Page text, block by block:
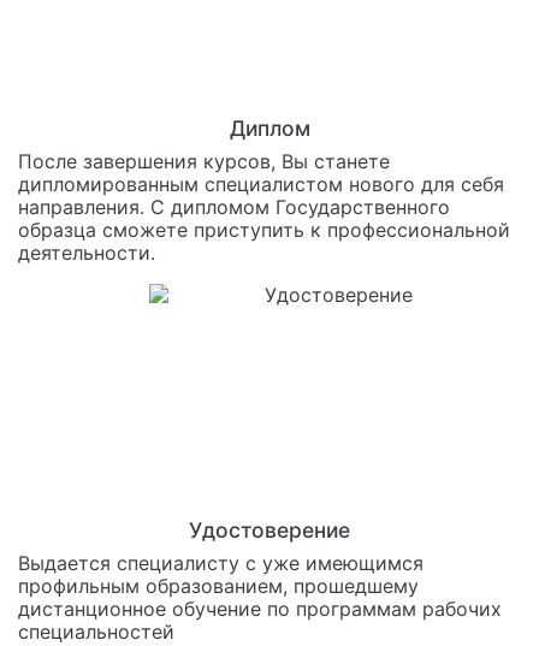
Диплом
После завершения курсов, Вы станете
дипломированным специалистом нового для себя
направления. С дипломом Государственного
образца сможете приступить к профессиональной
деятельности.
Удостоверение
Выдается специалисту с уже имеющимся
профильным образованием, прошедшему
дистанционное обучение по программам рабочих
специальностей